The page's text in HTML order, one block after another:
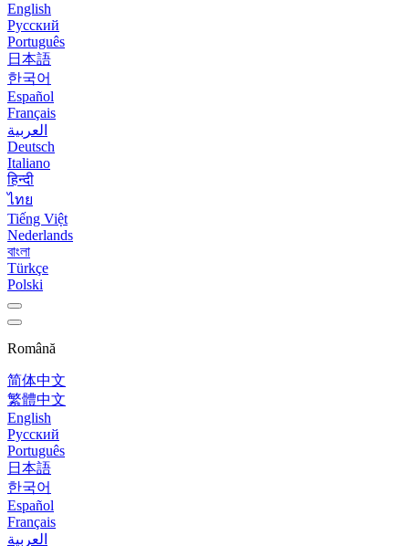
English
Русский
Português
日本語
한국어
Español
Français
العربية
Deutsch
Italiano
हिन्दी
ไทย
Tiếng Việt
Nederlands
বাংলা
Türkçe
Polski
Română
简体中文
繁體中文
English
Русский
Português
日本語
한국어
Español
Français
العربية